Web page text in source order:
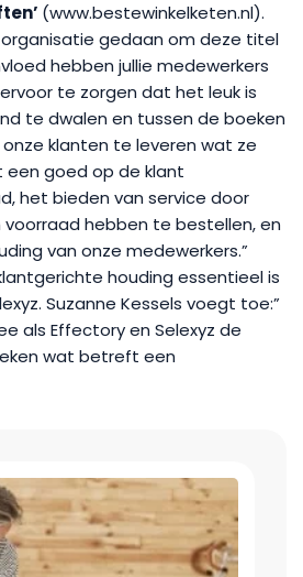
(www.bestewinkelketen.nl).
gedaan om deze titel
hebben jullie medewerkers
te zorgen dat het leuk is
te dwalen en tussen de boeken
klanten te leveren wat ze
goed op de klant
het bieden van service door
hebben te bestellen, en
van onze medewerkers.”
houding essentieel is
Suzanne Kessels voegt toe:”
als Effectory en Selexyz de
wat betreft een